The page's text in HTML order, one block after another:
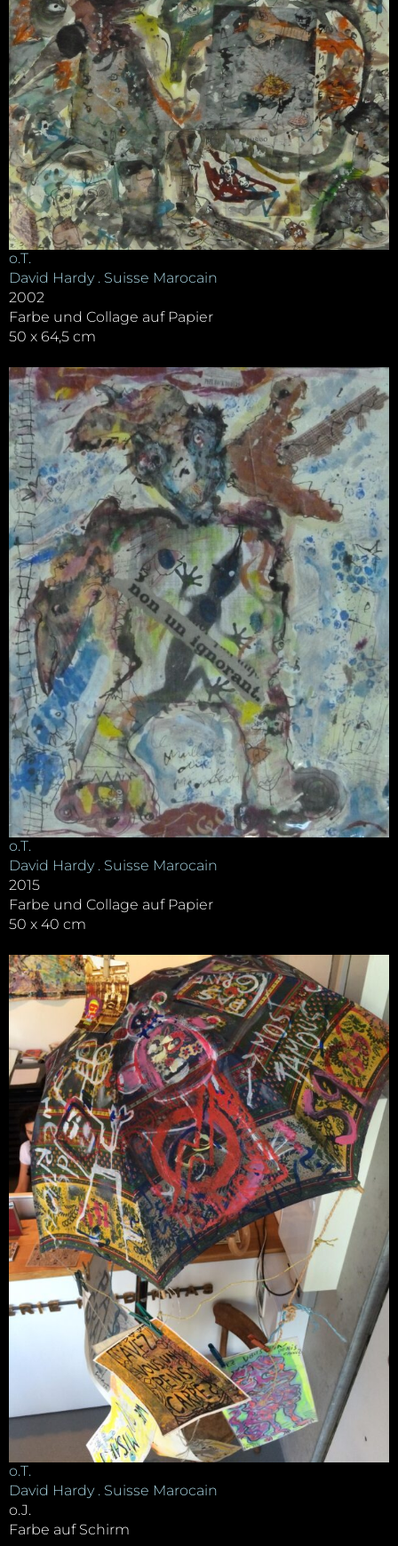
o.T.
David Hardy . Suisse Marocain
2002
Farbe und Collage auf Papier
50 x 64,5 cm
o.T.
David Hardy . Suisse Marocain
2015
Farbe und Collage auf Papier
50 x 40 cm
o.T.
David Hardy . Suisse Marocain
o.J.
Farbe auf Schirm